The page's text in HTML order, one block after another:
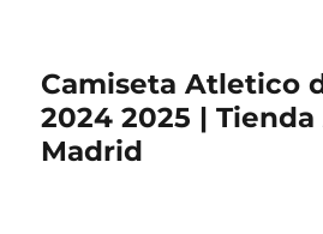
Camiseta Atletico
2024 2025 |
Madrid